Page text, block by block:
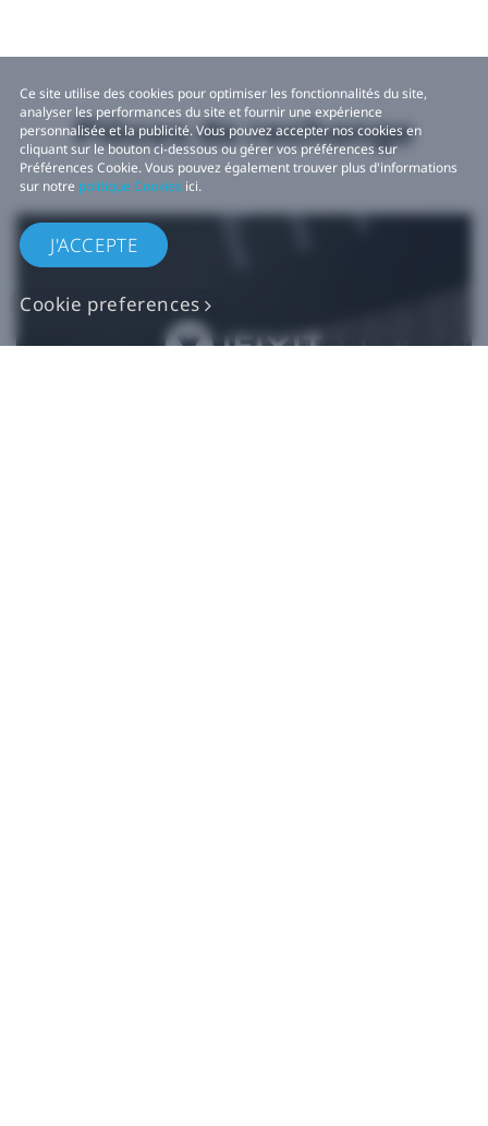
Pièces de rechange
Ce site utilise des cookies pour optimiser les fonctionnalités du site,
analyser les performances du site et fournir une expérience
personnalisée et la publicité. Vous pouvez accepter nos cookies en
cliquant sur le bouton ci-dessous ou gérer vos préférences sur
Préférences Cookie. Vous pouvez également trouver plus d'informations
sur notre politique Cookies ici.
J'ACCEPTE
Cookie preferences